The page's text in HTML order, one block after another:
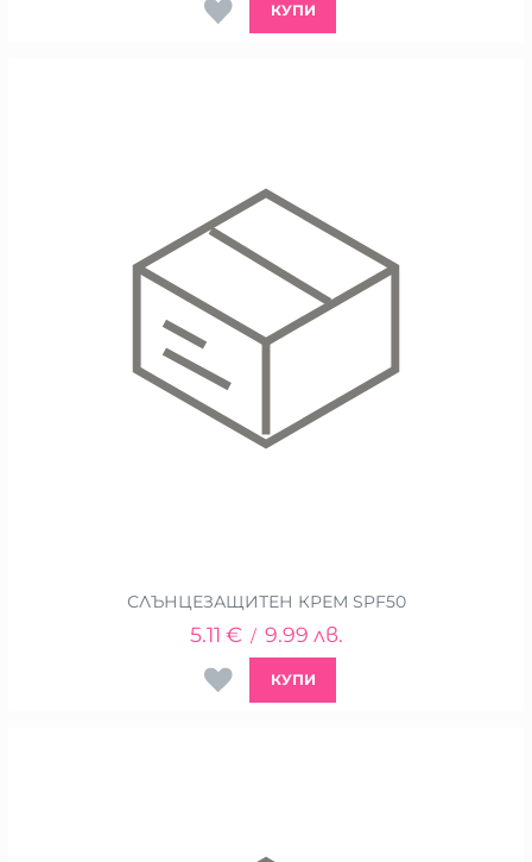
КУПИ
СЛЪНЦЕЗАЩИТЕН КРЕМ SPF50
5.11 € / 9.99 лв.
КУПИ